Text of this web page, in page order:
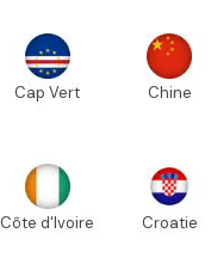
Cap Vert Chine
Côte d'Ivoire Croatie